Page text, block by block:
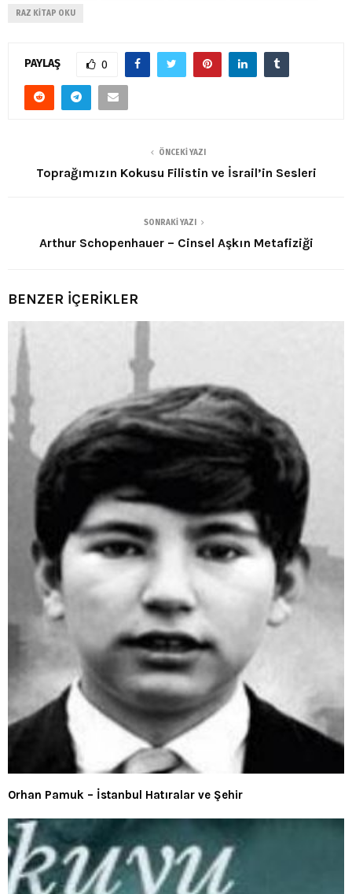
RAZ KITAP OKU
PAYLAŞ 0
ÖNCEKI YAZI
Toprağımızın Kokusu Filistin ve İsrail’in Sesleri
SONRAKI YAZI
Arthur Schopenhauer – Cinsel Aşkın Metafiziği
BENZER İÇERİKLER
Orhan Pamuk – İstanbul Hatıralar ve Şehir